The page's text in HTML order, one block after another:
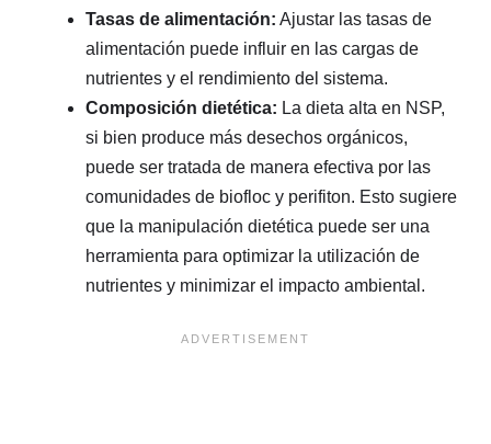
Tasas de alimentación: Ajustar las tasas de
alimentación puede influir en las cargas de
nutrientes y el rendimiento del sistema.
Composición dietética: La dieta alta en NSP,
si bien produce más desechos orgánicos,
puede ser tratada de manera efectiva por las
comunidades de biofloc y perifiton. Esto sugiere
que la manipulación dietética puede ser una
herramienta para optimizar la utilización de
nutrientes y minimizar el impacto ambiental.